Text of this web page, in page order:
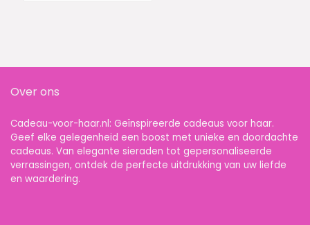
Over ons
Cadeau-voor-haar.nl: Geïnspireerde cadeaus voor haar.
Geef elke gelegenheid een boost met unieke en doordachte
cadeaus. Van elegante sieraden tot gepersonaliseerde
verrassingen, ontdek de perfecte uitdrukking van uw liefde
en waardering.